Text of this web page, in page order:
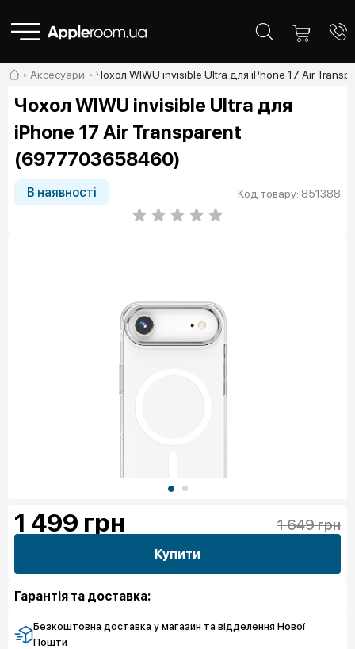
Аксесуари Чохол WIWU invisible Ultra для iPhone 17 Air
Чохол WIWU invisible Ultra для
iPhone 17 Air Transparent
(6977703658460)
В наявності Код товару: 851388
1 499 грн 1 649 грн
Купити
Гарантія та доставка:
Безкоштовна доставка у магазин та відделення Нової
Пошти